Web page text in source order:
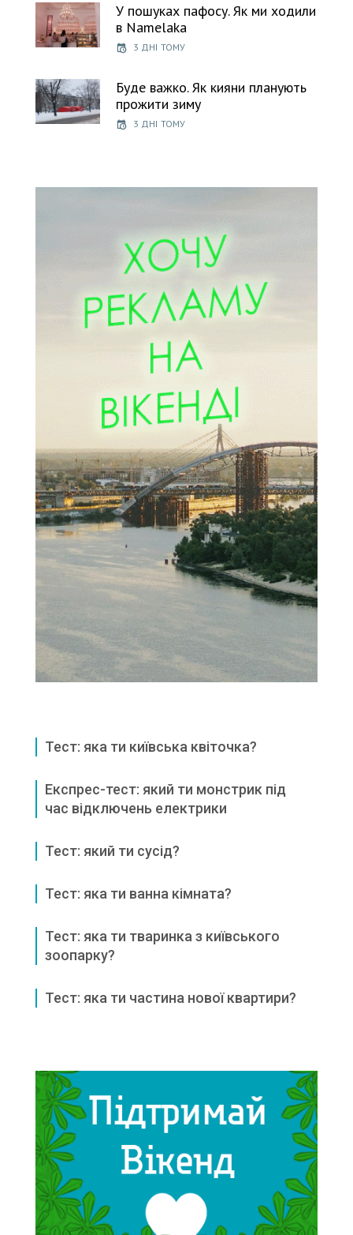
У пошуках пафосу. Як ми ходили
в Namelaka
3 ДНІ ТОМУ
Буде важко. Як кияни планують
прожити зиму
3 ДНІ ТОМУ
Тест: яка ти київська квіточка?
Експрес-тест: який ти монстрик під
час відключень електрики
Тест: який ти сусід?
Тест: яка ти ванна кімната?
Тест: яка ти тваринка з київського
зоопарку?
Тест: яка ти частина нової квартири?